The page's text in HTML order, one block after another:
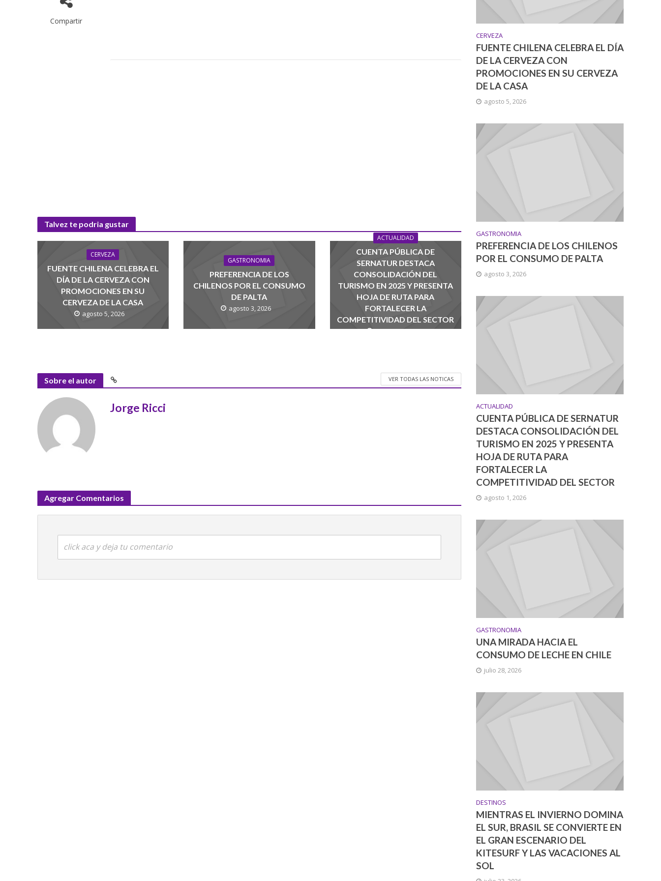
Compartir
Talvez te podria gustar
CERVEZA
FUENTE CHILENA CELEBRA EL
DÍA DE LA CERVEZA CON
PROMOCIONES EN SU
CERVEZA DE LA CASA
agosto 5, 2026
GASTRONOMIA
PREFERENCIA DE LOS
CHILENOS POR EL CONSUMO
DE PALTA
agosto 3, 2026
ACTUALIDAD
CUENTA PÚBLICA DE
SERNATUR DESTACA
CONSOLIDACIÓN DEL
TURISMO EN 2025 Y PRESENTA
HOJA DE RUTA PARA
FORTALECER LA
COMPETITIVIDAD DEL SECTOR
agosto 1, 2026
Sobre el autor VER TODAS LAS NOTICAS
Jorge Ricci
Agregar Comentarios
click aca y deja tu comentario
CERVEZA
FUENTE CHILENA CELEBRA EL DÍA
DE LA CERVEZA CON
PROMOCIONES EN SU CERVEZA
DE LA CASA
agosto 5, 2026
GASTRONOMIA
PREFERENCIA DE LOS CHILENOS
POR EL CONSUMO DE PALTA
agosto 3, 2026
ACTUALIDAD
CUENTA PÚBLICA DE SERNATUR
DESTACA CONSOLIDACIÓN DEL
TURISMO EN 2025 Y PRESENTA
HOJA DE RUTA PARA
FORTALECER LA
COMPETITIVIDAD DEL SECTOR
agosto 1, 2026
GASTRONOMIA
UNA MIRADA HACIA EL
CONSUMO DE LECHE EN CHILE
julio 28, 2026
DESTINOS
MIENTRAS EL INVIERNO DOMINA
EL SUR, BRASIL SE CONVIERTE EN
EL GRAN ESCENARIO DEL
KITESURF Y LAS VACACIONES AL
SOL